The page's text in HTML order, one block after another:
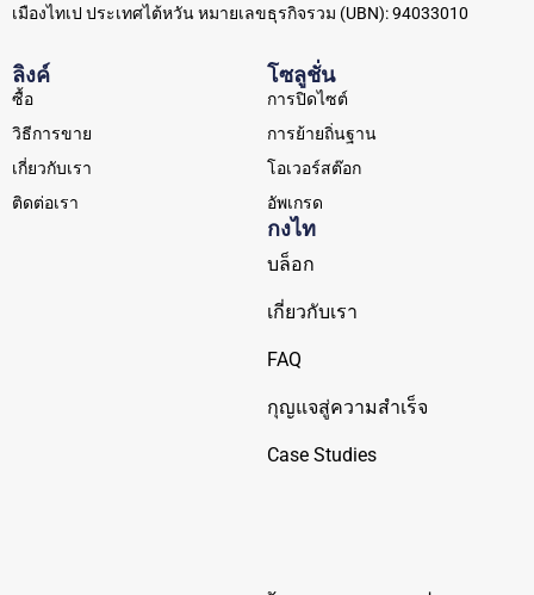
โซลูชั่น
การปิดไซต์
การย้ายถิ่นฐาน
โอเวอร์สต๊อก
อัพเกรด
ลิงค์
ซื้อ
วิธีการขาย
เกี่ยวกับเรา
ติดต่อเรา
กงไท
บล็อก
เกี่ยวกับเรา
FAQ
กุญแจสู่ความสำเร็จ
Case Studies
เมืองไทเป ประเทศไต้หวัน หมายเลขธุรกิจรวม (UBN): 94033010